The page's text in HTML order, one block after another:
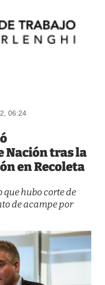
06:24
tras la
en Recoleta
hubo corte de
de acampe por